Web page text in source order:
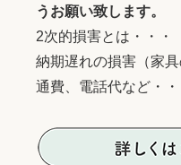
うお願い致します。
2次的損害とは・・・
納期遅れの損害（家
通費、電話代など・・